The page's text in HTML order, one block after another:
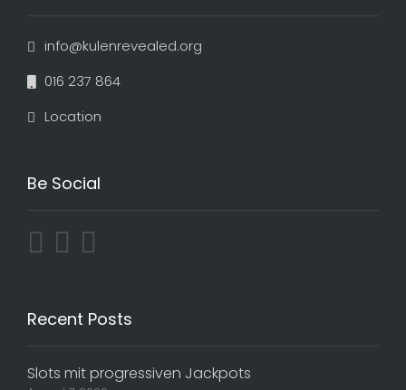
info@kulenrevealed.org
016 237 864
Location
Be Social
Recent Posts
Slots mit progressiven Jackpots